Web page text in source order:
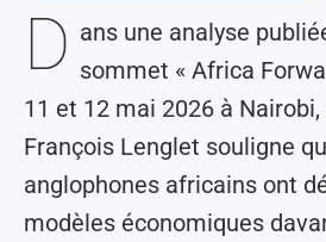
D ans une analyse
sommet « Africa
11 et 12 mai 2026 à Nairobi,
François Lenglet souligne
anglophones africains ont
modèles économiques